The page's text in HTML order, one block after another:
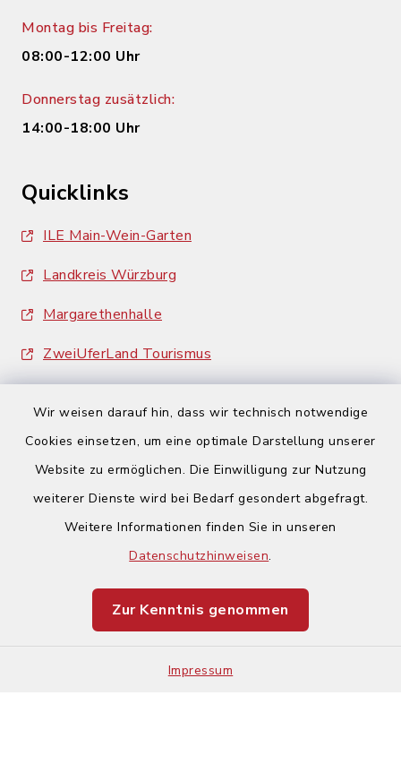
Wir weisen darauf hin, dass wir technisch notwendige
Cookies einsetzen, um eine optimale Darstellung unserer
Website zu ermöglichen. Die Einwilligung zur Nutzung
weiterer Dienste wird bei Bedarf gesondert abgefragt.
Weitere Informationen finden Sie in unseren
Datenschutzhinweisen.
Zur Kenntnis genommen
Impressum
Montag bis Freitag:
08:00-12:00 Uhr
Donnerstag zusätzlich:
14:00-18:00 Uhr
Quicklinks
ILE Main-Wein-Garten
Landkreis Würzburg
Margarethenhalle
ZweiUferLand Tourismus
Barrierefreiheit
Impressum
Sitemap